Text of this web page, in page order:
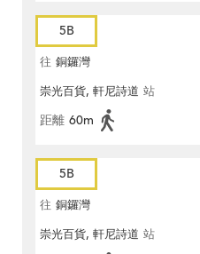
5B
往 銅鑼灣
崇光百貨, 軒尼詩道 站
距離 60m
5B
往 銅鑼灣
崇光百貨, 軒尼詩道 站